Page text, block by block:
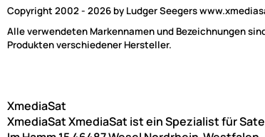
Copyright 2002 - 2026 by Ludger Seegers
Alle verwendeten Markennamen und Bezeichnungen
Produkten verschiedener Hersteller.
XmediaSat
XmediaSatXmediaSat ist ein Spezialist für